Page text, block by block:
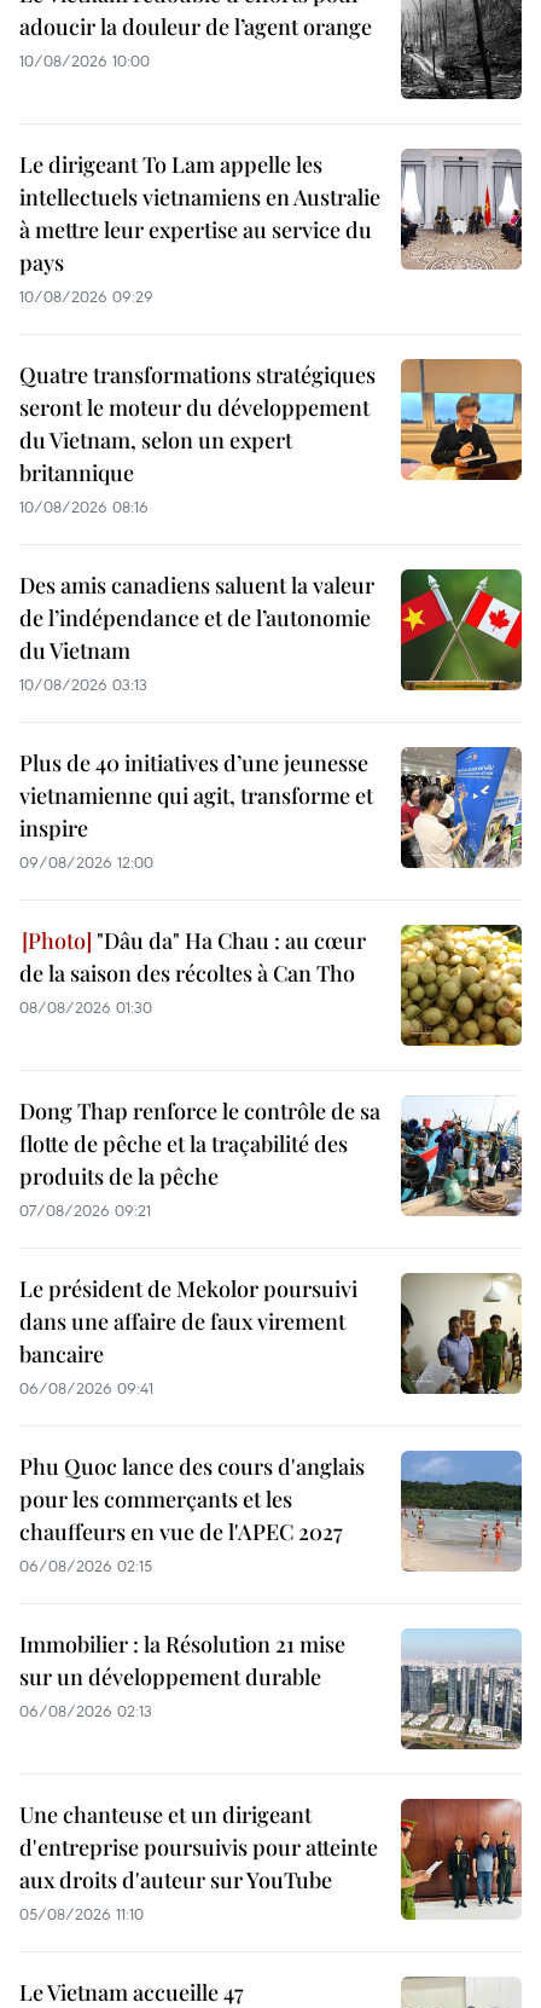
adoucir la douleur de l’agent orange
10/08/2026 10:00
Le dirigeant To Lam appelle les
intellectuels vietnamiens en Australie
à mettre leur expertise au service du
pays
10/08/2026 09:29
Quatre transformations stratégiques
seront le moteur du développement
du Vietnam, selon un expert
britannique
10/08/2026 08:16
Des amis canadiens saluent la valeur
de l’indépendance et de l’autonomie
du Vietnam
10/08/2026 03:13
Plus de 40 initiatives d’une jeunesse
vietnamienne qui agit, transforme et
inspire
09/08/2026 12:00
"Dâu da" Ha Chau : au cœur
de la saison des récoltes à Can Tho
08/08/2026 01:30
Dong Thap renforce le contrôle de sa
flotte de pêche et la traçabilité des
produits de la pêche
07/08/2026 09:21
Le président de Mekolor poursuivi
dans une affaire de faux virement
bancaire
06/08/2026 09:41
Phu Quoc lance des cours d'anglais
pour les commerçants et les
chauffeurs en vue de l'APEC 2027
06/08/2026 02:15
Immobilier : la Résolution 21 mise
sur un développement durable
06/08/2026 02:13
Une chanteuse et un dirigeant
d'entreprise poursuivis pour atteinte
aux droits d'auteur sur YouTube
05/08/2026 11:10
Le Vietnam accueille 47